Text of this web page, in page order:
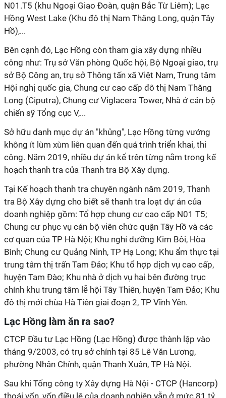
N01.T5 (khu Ngoại Giao Đoàn, quận Bắc Từ Liêm); Lạc
Hồng West Lake (Khu đô thị Nam Thăng Long, quận Tây
Hồ),...
Bên cạnh đó, Lạc Hồng còn tham gia xây dựng nhiều
công như: Trụ sở Văn phòng Quốc hội, Bộ Ngoại giao, trụ
sở Bộ Công an, trụ sở Thông tấn xã Việt Nam, Trung tâm
Hội nghị quốc gia, Chung cư cao cấp đô thị Nam Thăng
Long (Ciputra), Chung cư Viglacera Tower, Nhà ở cán bộ
chiến sỹ Tổng cục V,...
Sở hữu danh mục dự án "khủng", Lạc Hồng từng vướng
không ít lùm xùm liên quan đến quá trình triển khai, thi
công. Năm 2019, nhiều dự án kể trên từng nằm trong kế
hoạch thanh tra của Thanh tra Bộ Xây dựng.
Tại Kế hoạch thanh tra chuyên ngành năm 2019, Thanh
tra Bộ Xây dựng cho biết sẽ thanh tra loạt dự án của
doanh nghiệp gồm: Tổ hợp chung cư cao cấp N01 T5;
Chung cư phục vụ cán bộ viên chức quận Tây Hồ và các
cơ quan của TP Hà Nội; Khu nghỉ dưỡng Kim Bôi, Hòa
Bình; Chung cư Quảng Ninh, TP Hạ Long; Khu ẩm thực tại
trung tâm thị trấn Tam Đảo; Khu tổ hợp dịch vụ cao cấp,
huyện Tam Đào; Khu nhà ở dịch vụ hai bên đường trục
chính khu trung tâm lễ hội Tây Thiên, huyện Tam Đảo; Khu
đô thị mới chùa Hà Tiên giai đoạn 2, TP Vĩnh Yên.
Lạc Hồng làm ăn ra sao?
CTCP Đầu tư Lạc Hồng (Lạc Hồng) được thành lập vào
tháng 9/2003, có trụ sở chính tại 85 Lê Văn Lương,
phường Nhân Chính, quận Thanh Xuân, TP Hà Nội.
Sau khi Tổng công ty Xây dựng Hà Nội - CTCP (Hancorp)
thoái vốn, vốn điều lệ của doanh nghiệp vẫn ở mức 81 tỷ